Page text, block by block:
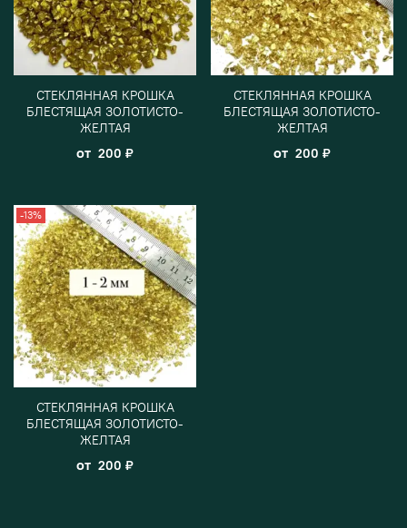
СТЕКЛЯННАЯ КРОШКА
БЛЕСТЯЩАЯ ЗОЛОТИСТО-
ЖЕЛТАЯ
от 200 ₽
СТЕКЛЯННАЯ КРОШКА
БЛЕСТЯЩАЯ ЗОЛОТИСТО-
ЖЕЛТАЯ
от 200 ₽
-13%
СТЕКЛЯННАЯ КРОШКА
БЛЕСТЯЩАЯ ЗОЛОТИСТО-
ЖЕЛТАЯ
от 200 ₽